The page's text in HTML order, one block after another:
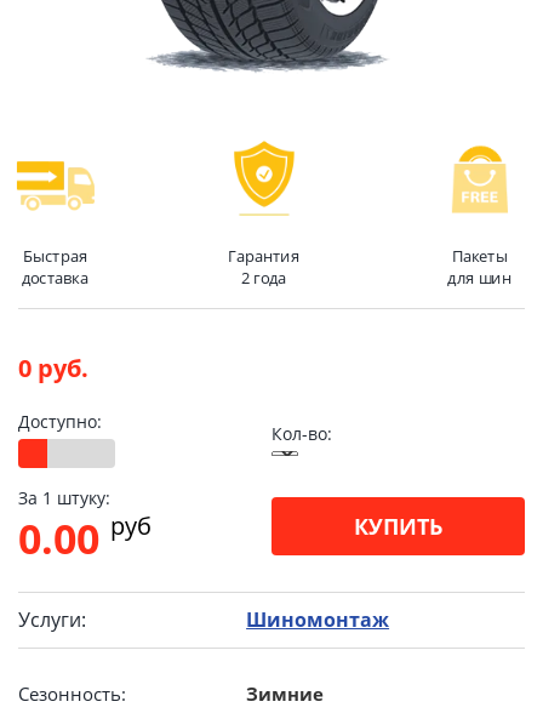
Быстрая
доставка
Гарантия
2 года
Пакеты
для шин
0 руб.
Доступно:
Кол-во:
За 1 штуку:
0.00 pуб КУПИТЬ
Услуги: Шиномонтаж
Сезонность:
Зимние